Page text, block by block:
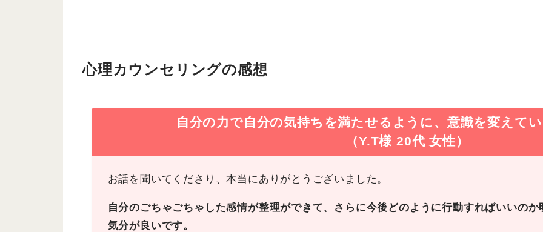
心理カウンセリングの感想
自分の力で自分の気持ちを満たせるように、意識を変えて
（Y.T様 20代 女性）
お話を聞いてくださり、本当にありがとうございました。
自分のごちゃごちゃした感情が整理ができて、さらに今後どのように行動すればいいの
気分が良いです。